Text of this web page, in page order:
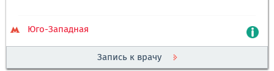
Юго-Западная
Запись к врачу